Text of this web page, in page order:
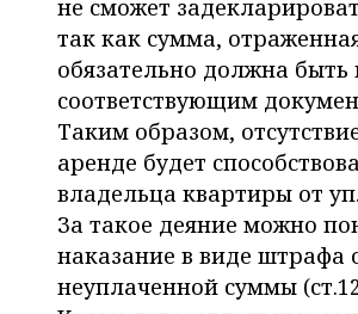
не сможет
так как сумма,
обязательно должна
соответствующим
Таким образом,
аренде будет
владельца квартиры от
За такое деяние можно
наказание в виде штрафа
неуплаченной суммы